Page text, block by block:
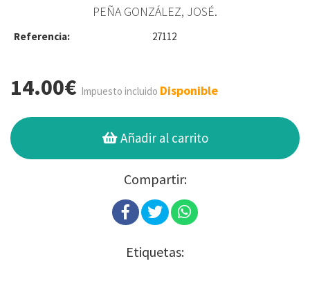
PEÑA GONZÁLEZ, JOSÉ.
Referencia: 27112
14.00€ Impuesto incluido Disponible
Añadir al carrito
Compartir:
Etiquetas: